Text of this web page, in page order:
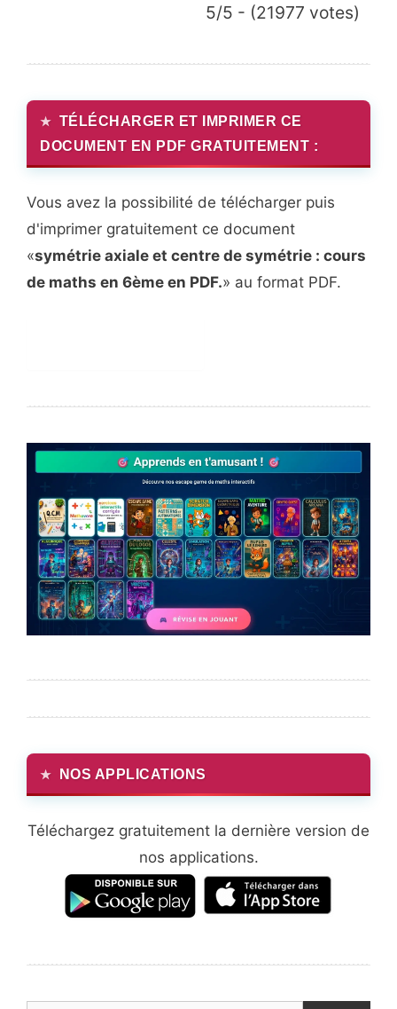
5/5 - (21977 votes)
TÉLÉCHARGER ET IMPRIMER CE
DOCUMENT EN PDF GRATUITEMENT :
Vous avez la possibilité de télécharger puis
d'imprimer gratuitement ce document
«symétrie axiale et centre de symétrie : cours
de maths en 6ème en PDF.» au format PDF.
NOS APPLICATIONS
Téléchargez gratuitement la dernière version de
nos applications.